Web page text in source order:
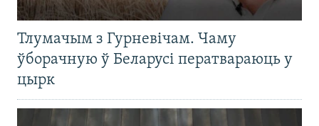
Тлумачым з Гурневічам. Чаму
ўборачную ў Беларусі ператвараюць у
цырк